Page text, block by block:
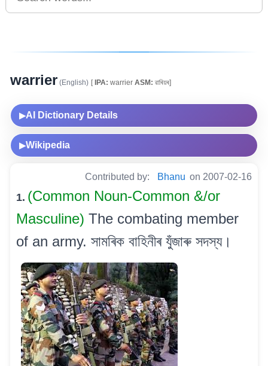
warrier (English) [IPA: warrier ASM: ৱাৰিয়ৰ]
▶AI Dictionary Details
▶Wikipedia
Contributed by: Bhanu on 2007-02-16
1. (Common Noun-Common &/or
Masculine) The combating member
of an army. সামৰিক বাহিনীৰ যুঁজাৰু সদস্য।